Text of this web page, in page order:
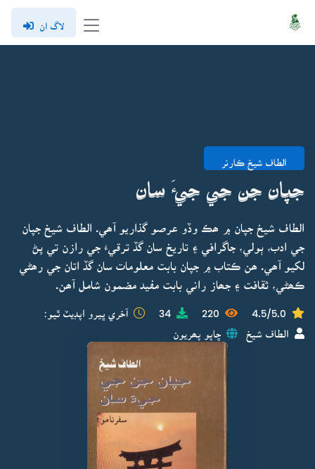
لاگ ان
الطاف شيخ ڪارنر
جپان جن جي جيءَ سان
الطاف شيخ جپان ۾ ھڪ وڏو عرصو گذاريو آھي. الطاف شيخ جپان
جي ادب، ٻولي، جاگرافي ۽ تاريخ سان گڏ ترقيءَ جي رازن تي پڻ
لکيو آھي. ھن ڪتاب ۾ جپان بابت معلومات سان گڏ اتان جي رھڻي
ڪھڻي، ثقافت ۽ جھاز راني بابت مفيد مضمون شامل آھن.
4.5/5.0
220
34 آخري ڀيرو اپڊيٽ ٿيو:
الطاف شيخ ڇاپو پھريون